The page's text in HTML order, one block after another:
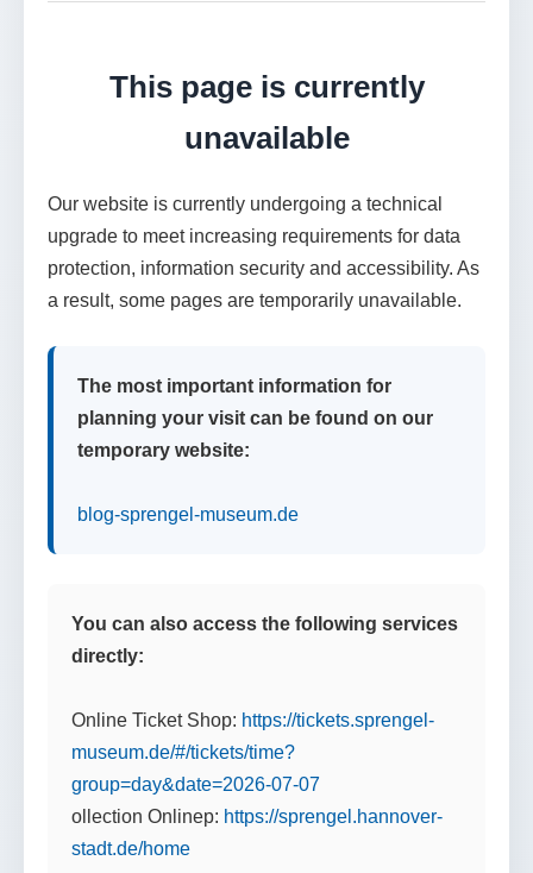
This page is currently
unavailable
Our website is currently undergoing a technical
upgrade to meet increasing requirements for data
protection, information security and accessibility. As
a result, some pages are temporarily unavailable.
The most important information for
planning your visit can be found on our
temporary website:
blog-sprengel-museum.de
You can also access the following services
directly:
Online Ticket Shop: https://tickets.sprengel-
museum.de/#/tickets/time?
group=day&date=2026-07-07
ollection Onlinep: https://sprengel.hannover-
stadt.de/home